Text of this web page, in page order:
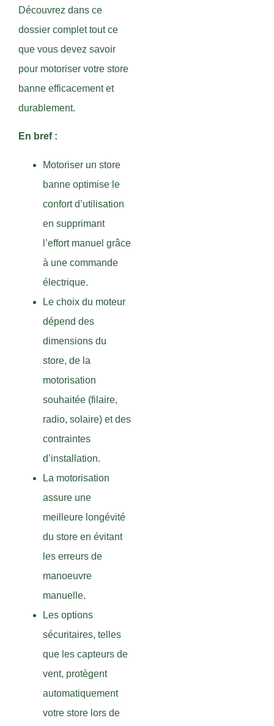
Découvrez dans ce
dossier complet tout ce
que vous devez savoir
pour motoriser votre store
banne efficacement et
durablement.
En bref :
Motoriser un store
banne optimise le
confort d’utilisation
en supprimant
l’effort manuel grâce
à une commande
électrique.
Le choix du moteur
dépend des
dimensions du
store, de la
motorisation
souhaitée (filaire,
radio, solaire) et des
contraintes
d’installation.
La motorisation
assure une
meilleure longévité
du store en évitant
les erreurs de
manoeuvre
manuelle.
Les options
sécuritaires, telles
que les capteurs de
vent, protègent
automatiquement
votre store lors de